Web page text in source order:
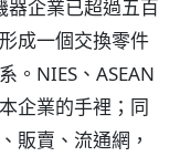
器企業已超過五百
成一個交換零件
。NIES、ASEAN
企業的手裡；同
販賣、流通網，